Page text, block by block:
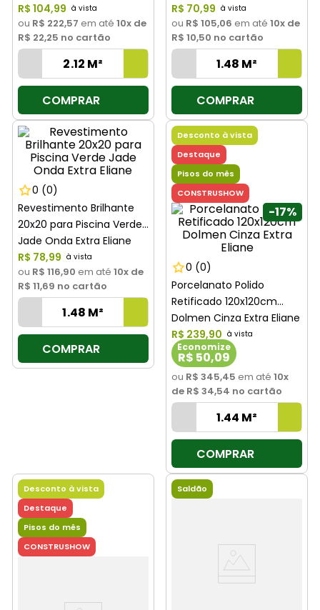
R$ 104,99
ou R$ 222,57 em até 10x de
R$ 22,25 no cartão
COMPRAR
R$ 70,99
ou R$ 105,06 em até 10x de
R$ 10,50 no cartão
COMPRAR
0 (0)
Revestimento Brilhante
20x20 para Piscina Verde
Jade Onda Extra Eliane
R$ 78,99
ou R$ 116,90 em até 10x de
R$ 11,69 no cartão
COMPRAR
Desconto à vista
Destaque
Pisos do mês
CONSTRUSHOW
-17%
0 (0)
Porcelanato Polido
Retificado 120x120cm
Dolmen Cinza Extra Eliane
R$ 239,90
Economize
R$ 50,09
ou R$ 345,45 em até 10x
de R$ 34,54 no cartão
COMPRAR
Desconto à vista
Destaque
Pisos do mês
CONSTRUSHOW
Saldão